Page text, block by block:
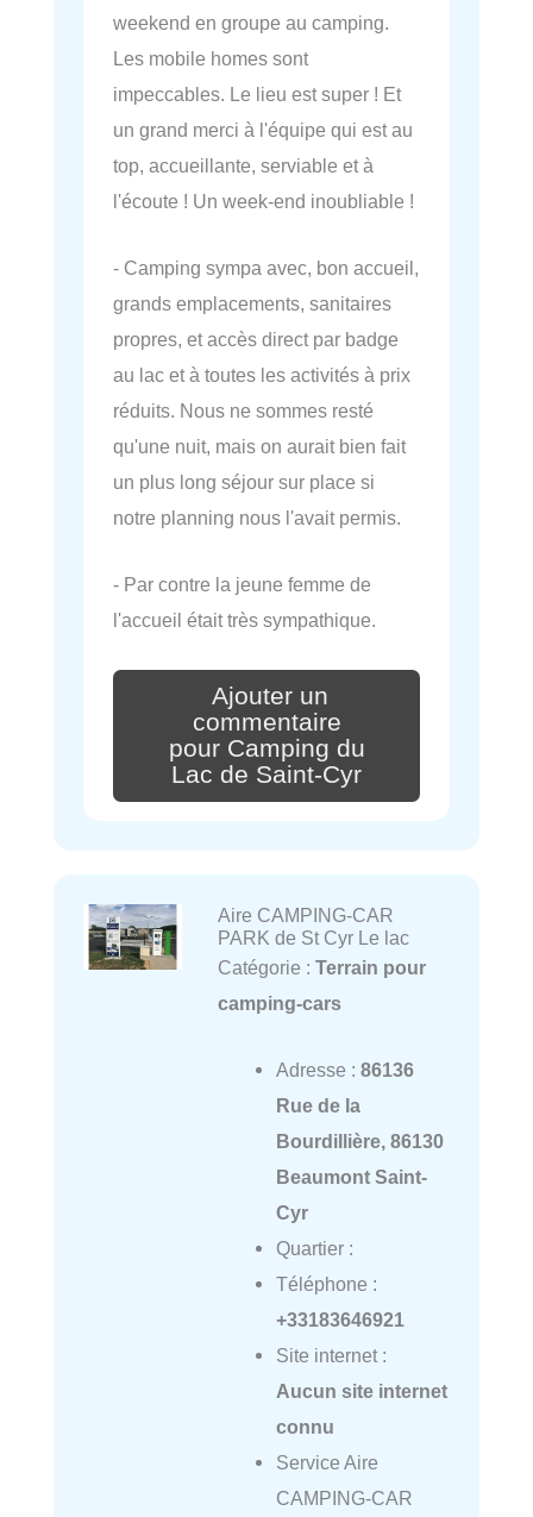
weekend en groupe au camping.
Les mobile homes sont
impeccables. Le lieu est super ! Et
un grand merci à l'équipe qui est au
top, accueillante, serviable et à
l'écoute ! Un week-end inoubliable !
- Camping sympa avec, bon accueil,
grands emplacements, sanitaires
propres, et accès direct par badge
au lac et à toutes les activités à prix
réduits. Nous ne sommes resté
qu'une nuit, mais on aurait bien fait
un plus long séjour sur place si
notre planning nous l'avait permis.
- Par contre la jeune femme de
l'accueil était très sympathique.
Ajouter un
commentaire
pour Camping du
Lac de Saint-Cyr
Aire CAMPING-CAR
PARK de St Cyr Le lac
Catégorie : Terrain pour
camping-cars
Adresse : 86136
Rue de la
Bourdillière, 86130
Beaumont Saint-
Cyr
Quartier :
Téléphone :
+33183646921
Site internet :
Aucun site internet
connu
Service Aire
CAMPING-CAR